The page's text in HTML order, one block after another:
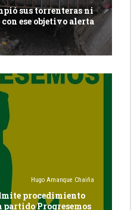
sus torrenteras ni
ese objetivo alerta
Hugo Amanque Chaiña
procedimiento
Progresemos